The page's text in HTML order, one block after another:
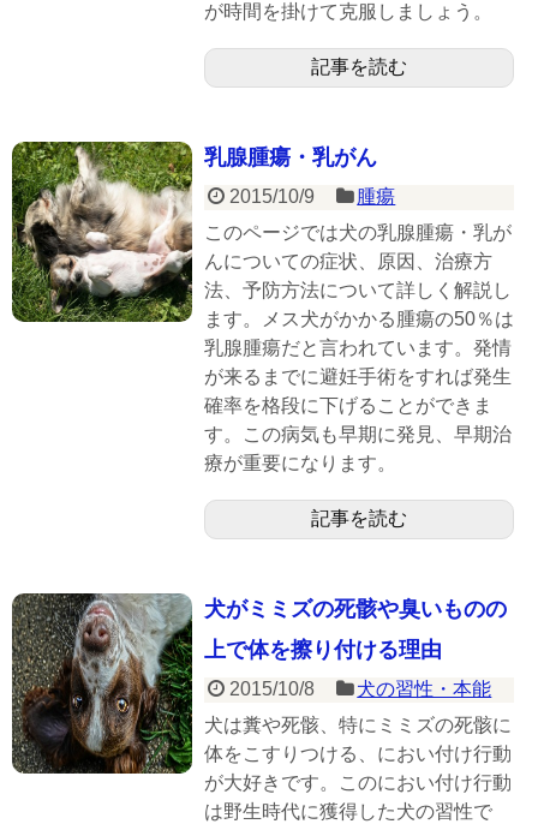
が時間を掛けて克服しましょう。
記事を読む
乳腺腫瘍・乳がん
2015/10/9
腫瘍
このページでは犬の乳腺腫瘍・乳が
んについての症状、原因、治療方
法、予防方法について詳しく解説し
ます。メス犬がかかる腫瘍の50％は
乳腺腫瘍だと言われています。発情
が来るまでに避妊手術をすれば発生
確率を格段に下げることができま
す。この病気も早期に発見、早期治
療が重要になります。
記事を読む
犬がミミズの死骸や臭いものの
上で体を擦り付ける理由
2015/10/8
犬の習性・本能
犬は糞や死骸、特にミミズの死骸に
体をこすりつける、におい付け行動
が大好きです。このにおい付け行動
は野生時代に獲得した犬の習性で